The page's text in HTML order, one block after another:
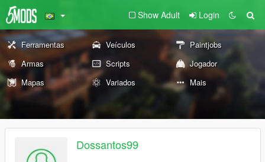
Show Adult Login
Ferramentas Veículos
Paintjobs
Armas
Scripts
Jogador
Mapas
Variados Mais
Dossantos99